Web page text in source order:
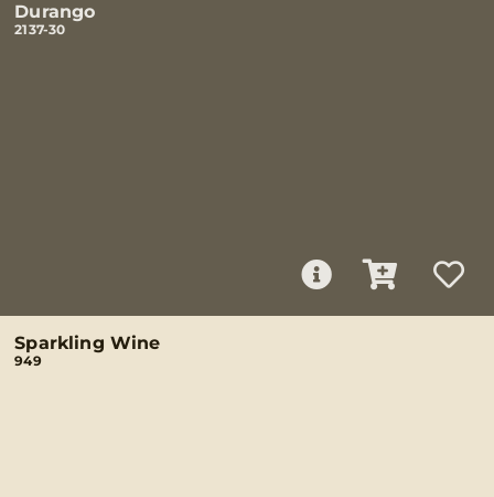
Durango
2137-30
Sparkling Wine
949